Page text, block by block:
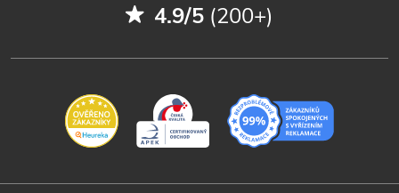
4.9/5 (200+)